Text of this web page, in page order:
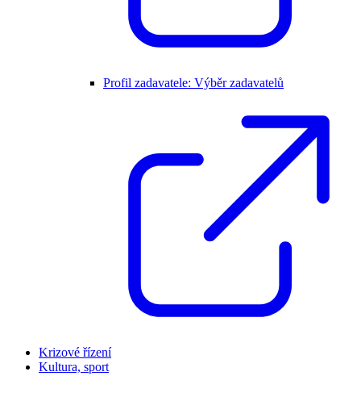
Profil zadavatele: Výběr zadavatelů
Krizové řízení
Kultura, sport